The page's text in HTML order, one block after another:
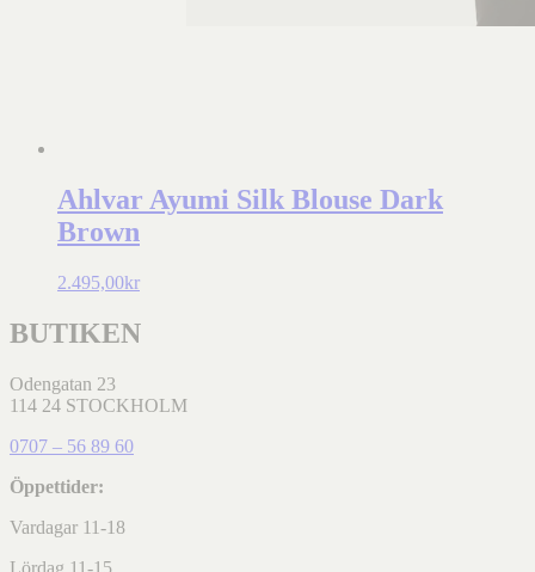
Ahlvar Ayumi Silk Blouse Dark
Brown
2.495,00kr
BUTIKEN
Odengatan 23
114 24 STOCKHOLM
0707 – 56 89 60
Öppettider:
Vardagar 11-18
Lördag 11-15